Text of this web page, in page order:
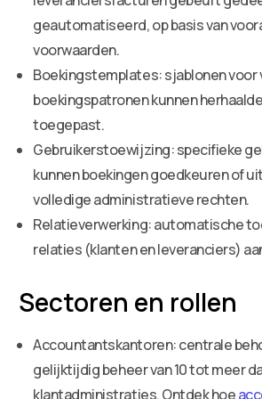
geautomatiseerd, op basis van
voorwaarden.
Boekingstemplates: sjablonen
boekingspatronen kunnen
toegepast.
Gebruikerstoewijzing: specifieke
kunnen boekingen goedkeuren of
volledige administratieve rechten.
Relatieverwerking: automatische
relaties (klanten en leveranciers)
Sectoren en rollen
Accountantskantoren: centrale
gelijktijdig beheer van 10 tot meer
klantadministraties. Ontdek hoe